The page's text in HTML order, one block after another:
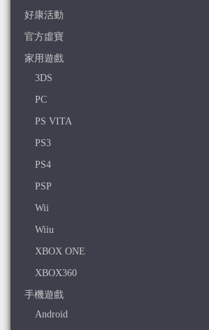
好康活動
官方虛寶
家用遊戲
3DS
PC
PS VITA
PS3
PS4
PSP
Wii
Wiiu
XBOX ONE
XBOX360
手機遊戲
Android